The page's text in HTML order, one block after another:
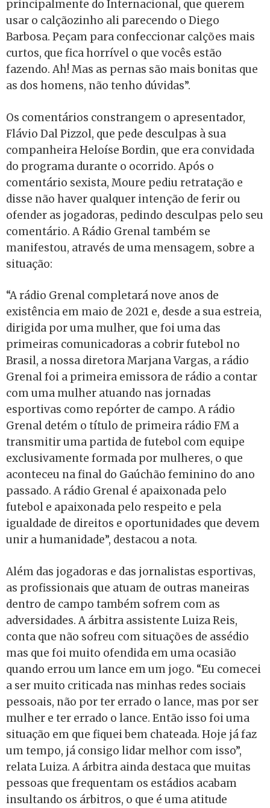
principalmente do Internacional, que querem
usar o calçãozinho ali parecendo o Diego
Barbosa. Peçam para confeccionar calções mais
curtos, que fica horrível o que vocês estão
fazendo. Ah! Mas as pernas são mais bonitas que
as dos homens, não tenho dúvidas”.
Os comentários constrangem o apresentador,
Flávio Dal Pizzol, que pede desculpas à sua
companheira Heloíse Bordin, que era convidada
do programa durante o ocorrido. Após o
comentário sexista, Moure pediu retratação e
disse não haver qualquer intenção de ferir ou
ofender as jogadoras, pedindo desculpas pelo seu
comentário. A Rádio Grenal também se
manifestou, através de uma mensagem, sobre a
situação:
“A rádio Grenal completará nove anos de
existência em maio de 2021 e, desde a sua estreia,
dirigida por uma mulher, que foi uma das
primeiras comunicadoras a cobrir futebol no
Brasil, a nossa diretora Marjana Vargas, a rádio
Grenal foi a primeira emissora de rádio a contar
com uma mulher atuando nas jornadas
esportivas como repórter de campo. A rádio
Grenal detém o título de primeira rádio FM a
transmitir uma partida de futebol com equipe
exclusivamente formada por mulheres, o que
aconteceu na final do Gaúchão feminino do ano
passado. A rádio Grenal é apaixonada pelo
futebol e apaixonada pelo respeito e pela
igualdade de direitos e oportunidades que devem
unir a humanidade”, destacou a nota.
Além das jogadoras e das jornalistas esportivas,
as profissionais que atuam de outras maneiras
dentro de campo também sofrem com as
adversidades. A árbitra assistente Luiza Reis,
conta que não sofreu com situações de assédio
mas que foi muito ofendida em uma ocasião
quando errou um lance em um jogo. “Eu comecei
a ser muito criticada nas minhas redes sociais
pessoais, não por ter errado o lance, mas por ser
mulher e ter errado o lance. Então isso foi uma
situação em que fiquei bem chateada. Hoje já faz
um tempo, já consigo lidar melhor com isso”,
relata Luiza. A árbitra ainda destaca que muitas
pessoas que frequentam os estádios acabam
insultando os árbitros, o que é uma atitude